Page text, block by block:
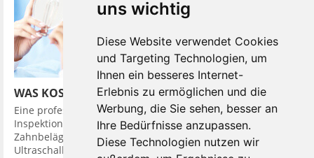
uns wichtig
Diese Website verwendet Cookies
und Targeting Technologien, um
Ihnen ein besseres Internet-
Erlebnis zu ermöglichen und die
Werbung, die Sie sehen, besser an
Ihre Bedürfnisse anzupassen.
Diese Technologien nutzen wir
WAS KOSTET EINE PROFESSIONELLE ZAHNREINIGUNG
Eine professionelle Zahnreinigung ist eine Reinigung plus eine
Inspektion der Zähne. Dabei werden harte und weiche
Zahnbelägen ( Plaque ) entfernt. Benutzt werden
Ultraschallgeräte und Scaler und Küretten. Auch die